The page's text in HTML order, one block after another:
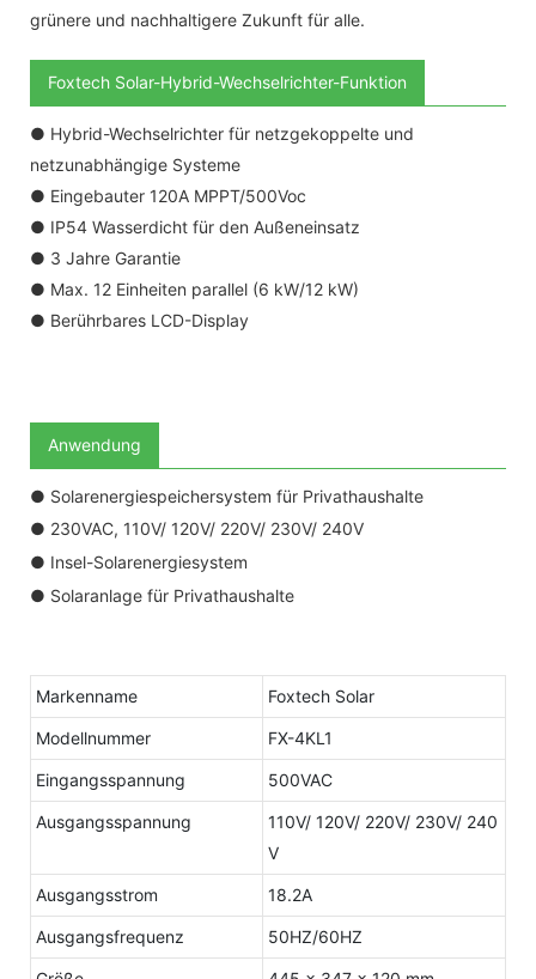
grünere und nachhaltigere Zukunft für alle.
Foxtech Solar-Hybrid-Wechselrichter-Funktion
● Hybrid-Wechselrichter für netzgekoppelte und
netzunabhängige Systeme
● Eingebauter 120A MPPT/500Voc
● IP54 Wasserdicht für den Außeneinsatz
● 3 Jahre Garantie
● Max. 12 Einheiten parallel (6 kW/12 kW)
● Berührbares LCD-Display
Anwendung
● Solarenergiespeichersystem für Privathaushalte
● 230VAC, 110V/ 120V/ 220V/ 230V/ 240V
● Insel-Solarenergiesystem
● Solaranlage für Privathaushalte
Markenname Foxtech Solar
Modellnummer FX-4KL1
Eingangsspannung 500VAC
Ausgangsspannung
110V/ 120V/ 220V/ 230V/ 240
V
Ausgangsstrom 18.2A
Ausgangsfrequenz 50HZ/60HZ